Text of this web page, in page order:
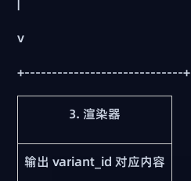
v
+-----------------------------+
3. 渲染器
输出 variant_id 对应内容